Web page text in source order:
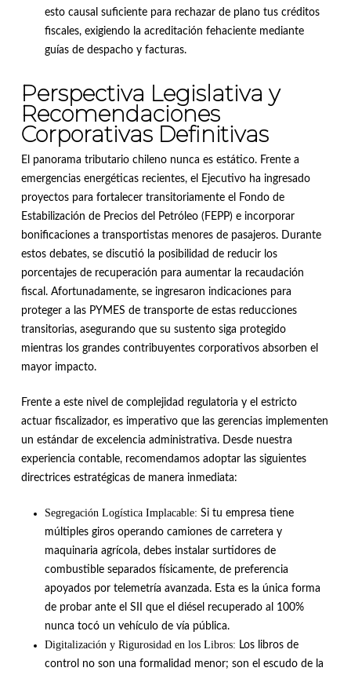
esto causal suficiente para rechazar de plano tus créditos
fiscales, exigiendo la acreditación fehaciente mediante
guías de despacho y facturas.
Perspectiva Legislativa y
Recomendaciones
Corporativas Definitivas
El panorama tributario chileno nunca es estático. Frente a
emergencias energéticas recientes, el Ejecutivo ha ingresado
proyectos para fortalecer transitoriamente el Fondo de
Estabilización de Precios del Petróleo (FEPP) e incorporar
bonificaciones a transportistas menores de pasajeros.
Durante
estos debates, se discutió la posibilidad de reducir los
porcentajes de recuperación para aumentar la recaudación
fiscal . Afortunadamente, se ingresaron indicaciones para
proteger a las PYMES de transporte de estas reducciones
transitorias, asegurando que su sustento siga protegido
mientras los grandes contribuyentes corporativos absorben el
mayor impacto.
Frente a este nivel de complejidad regulatoria y el estricto
actuar fiscalizador, es imperativo que las gerencias implementen
un estándar de excelencia administrativa.
Desde nuestra
experiencia contable, recomendamos adoptar las siguientes
directrices estratégicas de manera inmediata:
Segregación Logística Implacable: Si tu empresa tiene
múltiples giros operando camiones de carretera y
maquinaria agrícola, debes instalar surtidores de
combustible separados físicamente, de preferencia
apoyados por telemetría avanzada. Esta es la única forma
de probar ante el SII que el diésel recuperado al 100%
nunca tocó un vehículo de vía pública.
Digitalización y Rigurosidad en los Libros: Los libros de
control no son una formalidad menor; son el escudo de la